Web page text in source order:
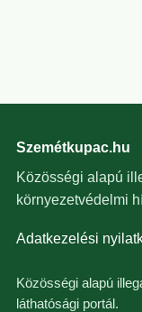
Szemétkupac.hu
Közösségi alapú
környezetvédelmi
Adatkezelési
Közösségi alapú
láthatósági portál.